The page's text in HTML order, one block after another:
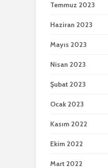
Temmuz 2023
Haziran 2023
Mayıs 2023
Nisan 2023
Şubat 2023
Ocak 2023
Kasım 2022
Ekim 2022
Mart 2022